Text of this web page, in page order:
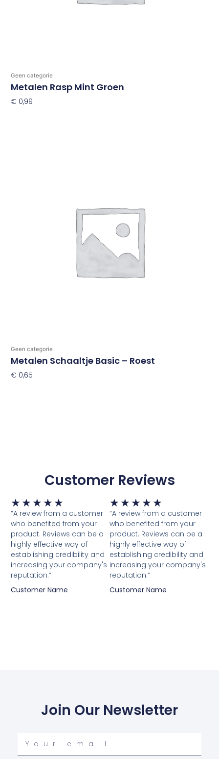
Geen categorie
Metalen Rasp Mint Groen
€ 0,99
Geen categorie
Metalen Schaaltje Basic – Roest
€ 0,65
Customer Reviews
★ ★ ★ ★ ★ Waardering
5
van
5
“A review from a customer
who benefited from your
product. Reviews can be a
highly effective way of
establishing credibility and
increasing your company's
reputation.”
Customer Name
★ ★ ★ ★ ★
5
van
5
“A review from a customer
who benefited from your
product. Reviews can be a
highly effective way of
establishing credibility and
increasing your company's
reputation.”
Customer Name
Join Our Newsletter
email